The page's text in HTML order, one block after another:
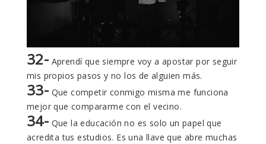
32- Aprendí que siempre voy a apostar por seguir
mis propios pasos y no los de alguien más.
33- Que competir conmigo misma me funciona
mejor que compararme con el vecino.
34- Que la educación no es solo un papel que
acredita tus estudios. Es una llave que abre muchas